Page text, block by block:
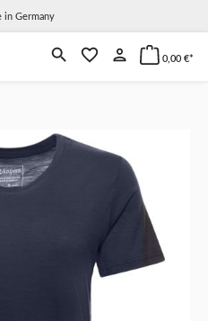
in Germany
0,00 €*